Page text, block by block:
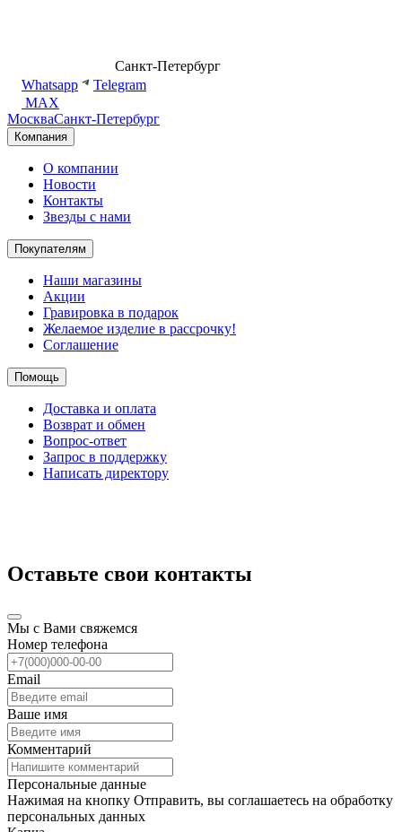
Санкт-Петербург
Whatsapp
Telegram
MAX
МоскваСанкт-Петербург
Компания
О компании
Новости
Контакты
Звезды с нами
Покупателям
Наши магазины
Акции
Гравировка в подарок
Желаемое изделие в рассрочку!
Соглашение
Помощь
Доставка и оплата
Возврат и обмен
Вопрос-ответ
Запрос в поддержку
Написать директору
Оставьте свои контакты
Мы с Вами свяжемся
Номер телефона
Email
Ваше имя
Комментарий
Персональные данные
Нажимая на кнопку Отправить, вы соглашаетесь на обработку
персональных данных